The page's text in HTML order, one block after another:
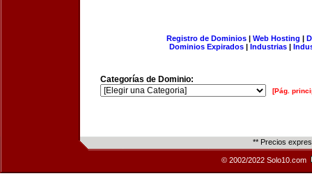
Registro de Dominios| Web Hosting |
Dominios Expirados | Industrias |
Categorías de Dominio:
[Pág.
** Precios
© 2002/2022 Solo10.com